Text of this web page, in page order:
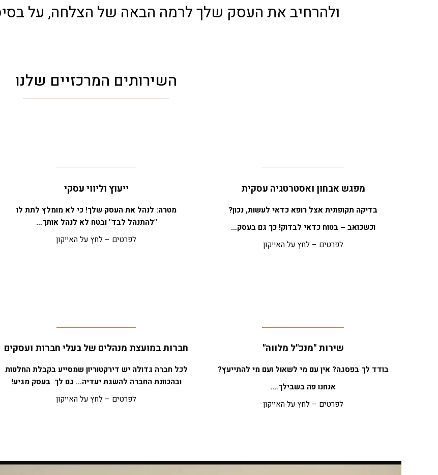
ולהרחיב את העסק שלך לרמה הבאה של הצלחה, על בסיס
השירותים המרכזיים שלנו
מפגש אבחון ואסטרטגיה עסקית
בדיקה תקופתית אצל רופא כדאי לעשות, נכון?
וכשכואב – בטוח כדאי לבדוק! כך גם בעסק…
לפרטים – לחץ על האייקון
ייעוץ וליווי עסקי
מטרה: לנהל את העסק שלך! כי לא מומלץ לתת לו
"להתנהל לבד" ובטח לא לנהל אותך…
לפרטים – לחץ על האייקון
שירות "מנכ"ל מלווה"
בודד לך בפסגה? אין עם מי לשאול ועם מי להתייעץ?
אנחנו פה בשבילך….
לפרטים – לחץ על האייקון
חברות במועצת מנהלים של בעלי חברות ועסקים
לכל חברה גדולה יש דירקטוריון שמסייע בקבלת החלטות
ובהכוונת החברה להשגת יעדיה… גם לך בעסק מגיע!
לפרטים – לחץ על האייקון